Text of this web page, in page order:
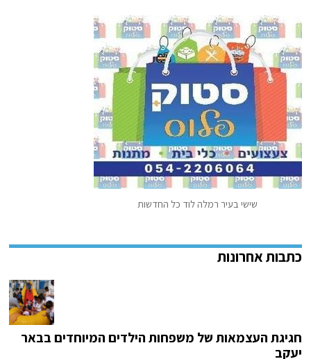
שישי בעיר רמלה לוד כל החדשות
חגיגת העצמאות של משפחות הילדים המיוחדים בבאר
יעקב